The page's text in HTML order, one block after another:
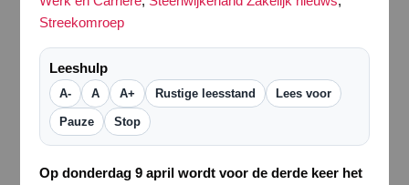
Streekomroep
Leeshulp
A- A A+ Rustige leesstand Lees voor
Pauze Stop
Op donderdag 9 april wordt voor de derde keer het